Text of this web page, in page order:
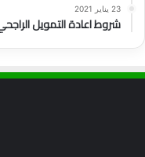
23 يناير 2021
شروط اعادة التمويل